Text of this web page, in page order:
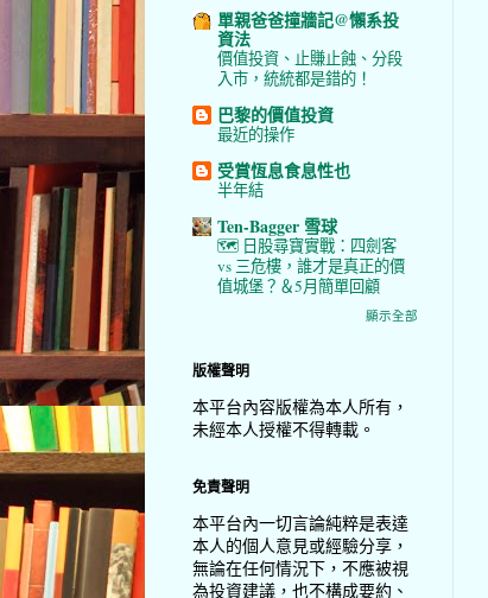
單親爸爸撞牆記@懶系投
資法
價值投資、止賺止蝕、分段
入市，統統都是錯的！
巴黎的價值投資
最近的操作
受賞恆息食息性也
半年結
Ten-Bagger 雪球
🗺️ 日股尋寶實戰：四劍客
vs 三危樓，誰才是真正的價
值城堡？＆5月簡單回顧
顯示全部
版權聲明
本平台內容版權為本人所有，
未經本人授權不得轉載。
免責聲明
本平台內一切言論純粹是表達
本人的個人意見或經驗分享，
無論在任何情況下，不應被視
為投資建議，也不構成要約、